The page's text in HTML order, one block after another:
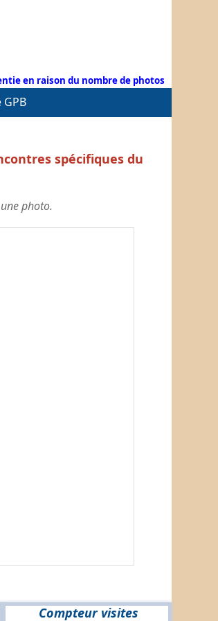
en raison du nombre de photos
GPB
spécifiques du
photo.
Compteur visites